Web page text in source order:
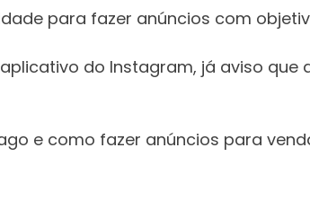
para fazer anúncios com
do Instagram, já aviso
e como fazer anúncios para